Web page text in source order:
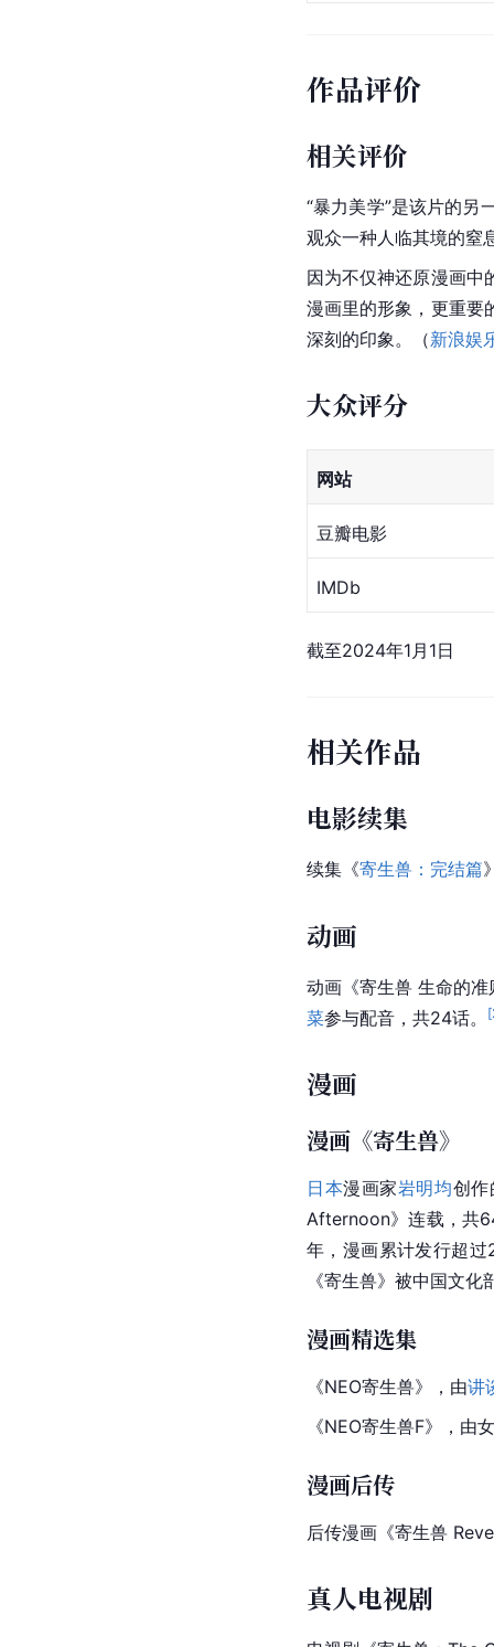
作品评价
相关评价
“暴力美学”是该片的另
观众一种人临其境的窒
因为不仅神还原漫画中
漫画里的形象，更重要
深刻的印象。（新浪娱
大众评分
网站
豆瓣电影
IMDb
截至2024年1月1日
相关作品
电影续集
续集《寄生兽：完结篇
动画
动画《寄生兽 生命的
菜参与配音，共24话。 [
漫画
漫画《寄生兽》
日本漫画家岩明均创
Afternoon》连载，共
年，漫画累计发行超
《寄生兽》被中国文化
漫画精选集
《NEO寄生兽》，由讲
《NEO寄生兽F》，由
漫画后传
后传漫画《寄生兽
真人电视剧